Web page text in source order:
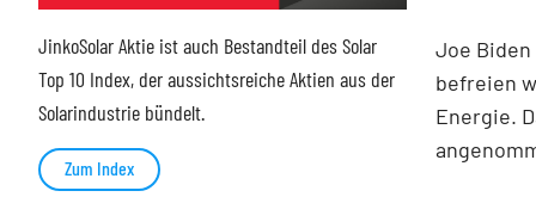
Joe
befreien
Energie.
JinkoSolar Aktie ist auch Bestandteil des Solar
Top 10 Index, der aussichtsreiche Aktien aus der
Solarindustrie bündelt.
Zum Index